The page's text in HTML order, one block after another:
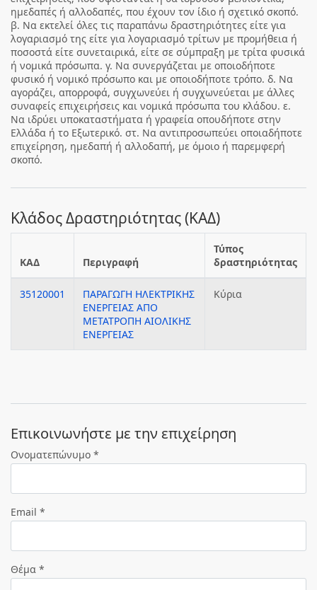
ημεδαπές ή αλλοδαπές, που έχουν τον ίδιο ή σχετικό σκοπό.
β. Να εκτελεί όλες τις παραπάνω δραστηριότητες είτε για
λογαριασμό της είτε για λογαριασμό τρίτων με προμήθεια ή
ποσοστά είτε συνεταιρικά, είτε σε σύμπραξη με τρίτα φυσικά
ή νομικά πρόσωπα. γ. Να συνεργάζεται με οποιοδήποτε
φυσικό ή νομικό πρόσωπο και με οποιοδήποτε τρόπο. δ. Να
αγοράζει, απορροφά, συγχωνεύει ή συγχωνεύεται με άλλες
συναφείς επιχειρήσεις και νομικά πρόσωπα του κλάδου. ε.
Να ιδρύει υποκαταστήματα ή γραφεία οπουδήποτε στην
Ελλάδα ή το Εξωτερικό. στ. Να αντιπροσωπεύει οποιαδήποτε
επιχείρηση, ημεδαπή ή αλλοδαπή, με όμοιο ή παρεμφερή
σκοπό.
Κλάδος Δραστηριότητας (ΚΑΔ)
ΚΑΔ Περιγραφή
Τύπος
δραστηριότητας
35120001
ΠΑΡΑΓΩΓΗ ΗΛΕΚΤΡΙΚΗΣ
ΕΝΕΡΓΕΙΑΣ ΑΠΟ
ΜΕΤΑΤΡΟΠΗ ΑΙΟΛΙΚΗΣ
ΕΝΕΡΓΕΙΑΣ
Κύρια
Eπικοινωνήστε με την επιχείρηση
Ονοματεπώνυμο *
Email *
Θέμα *